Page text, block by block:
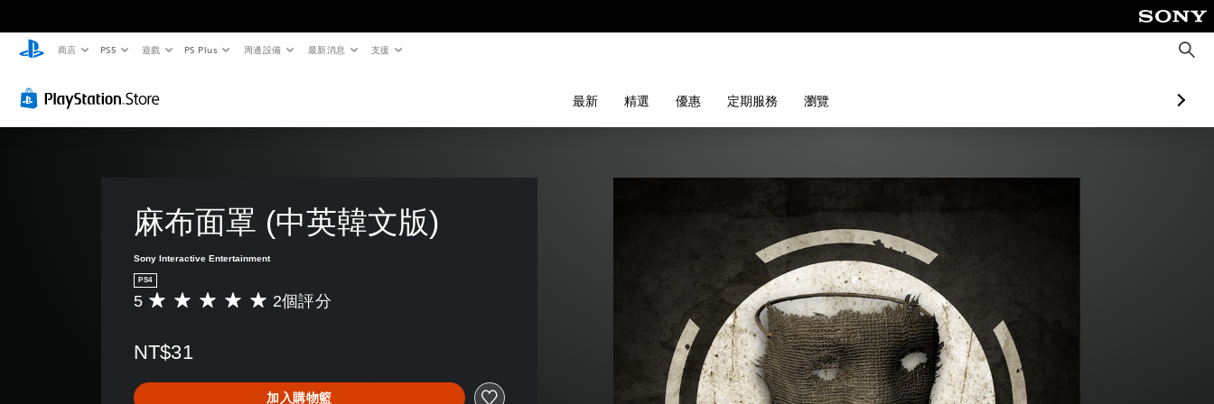
商店 PS5 遊戲 PS Plus 周邊設備 最新消息 支援
搜
尋
最新 精選 優惠 定期服務 瀏覽
麻布面罩 (中英韓文版)
Sony Interactive Entertainment
PS4
平
分
5
5 2個評分
NT$31
加入購物籃